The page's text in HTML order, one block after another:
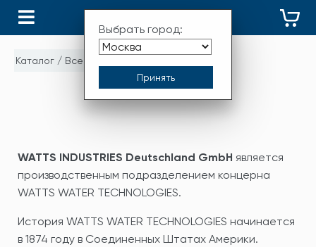
Выбрать город:
Каталог / Все бренды
WATTS
WATTS INDUSTRIES Deutschland GmbH является
производственным подразделением концерна
WATTS WATER TECHNOLOGIES.
История WATTS WATER TECHNOLOGIES начинается
в 1874 году в Соединенных Штатах Америки.